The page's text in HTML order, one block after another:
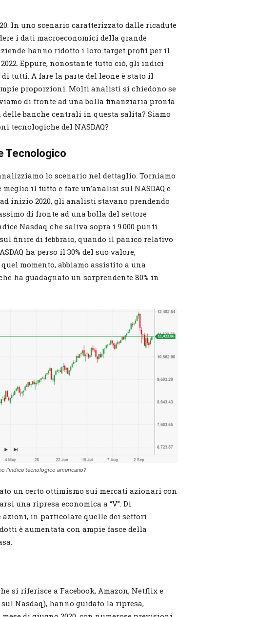
In uno scenario caratterizzato dalle ricadute
i dati macroeconomici della grande
hanno ridotto i loro target profit per il
Eppure, nonostante tutto ciò, gli indici
tutti. A fare la parte del leone è stato il
proporzioni. Molti analisti si chiedono se
di fronte ad una bolla finanziaria pronta
banche centrali in questa salita? Siamo
tecnologiche del NASDAQ?
Tecnologico
lo scenario nel dettaglio. Torniamo
il tutto e fare un’analisi sul NASDAQ e
inizio 2020, gli analisti stavano prendendo
di fronte ad una bolla del settore
Nasdaq che saliva sopra i 9.000 punti
finire di febbraio, quando il panico relativo
ha perso il 30% del suo valore,
momento, abbiamo assistito a una
ha guadagnato un sorprendente 80% in
l’indice tecnologico americano?
un certo ottimismo sui mercati azionari con
una ripresa economica a “V”. Di
in particolare quelle dei settori
è aumentata con ampie fasce della
si riferisce a Facebook, Amazon, Netflix e
Nasdaq), hanno guidato la ripresa,